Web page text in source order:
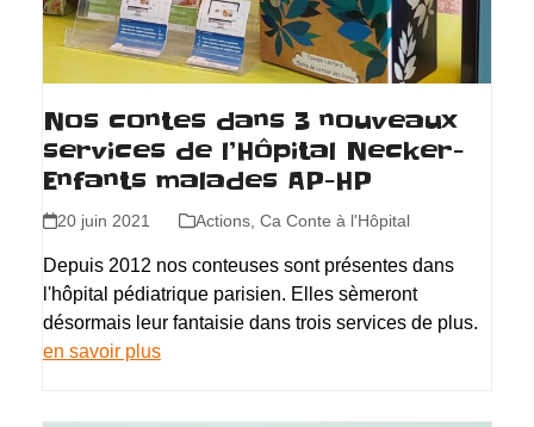
Nos contes dans 3 nouveaux
services de l’Hôpital Necker-
Enfants malades AP-HP
20 juin 2021 Actions ,Ca Conte à l'Hôpital
Depuis 2012 nos conteuses sont présentes dans
l'hôpital pédiatrique parisien. Elles sèmeront
désormais leur fantaisie dans trois services de plus.
en savoir plus